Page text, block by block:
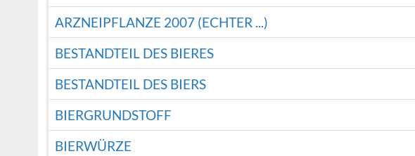
ARZNEIPFLANZE 2007 (ECHTER ...)
BESTANDTEIL DES BIERES
BESTANDTEIL DES BIERS
BIERGRUNDSTOFF
BIERWÜRZE